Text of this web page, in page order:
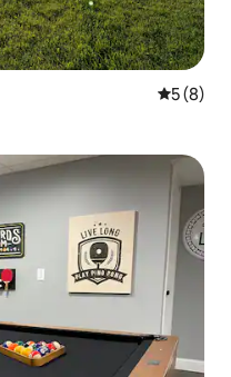
レビュー
5 (8)